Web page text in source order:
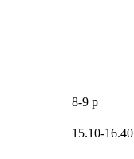
8-9 p
15.10-16.40